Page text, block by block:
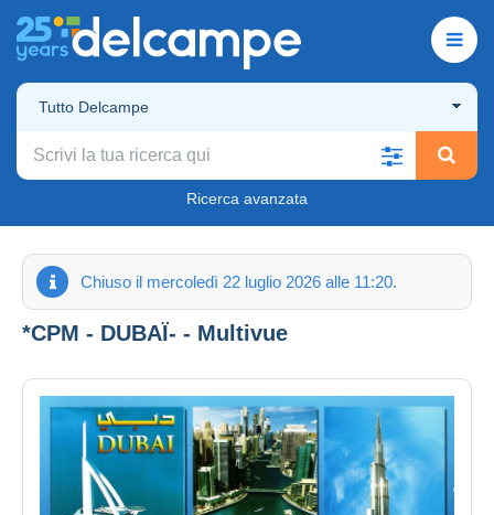
Tutto Delcampe
Ricerca avanzata
Chiuso il mercoledì 22 luglio 2026 alle 11:20.
*CPM - DUBAÏ- - Multivue